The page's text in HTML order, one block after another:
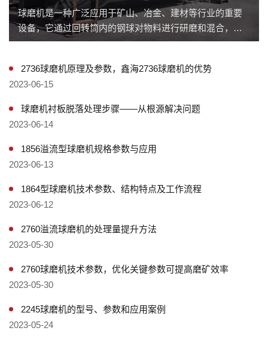
球磨机是一种广泛应用于矿山、冶金、建材等行业的重要
设备，它通过回转筒内的钢球对物料进行研磨和混合，使
物料达到所需的颗粒度和混合度。本文将重点介绍一款重
业制造中的重要性。
2736球磨机原理及参数，鑫海2736球磨机的优势
2023-06-15
球磨机衬板脱落处理步骤——从根源解决问题
2023-06-14
1856溢流型球磨机规格参数与应用
2023-06-13
1864型球磨机技术参数、结构特点及工作流程
2023-06-12
2760溢流球磨机的处理量提升方法
2023-05-30
2760球磨机技术参数，优化关键参数可提高磨矿效率
2023-05-30
2245球磨机的型号、参数和应用案例
2023-05-24